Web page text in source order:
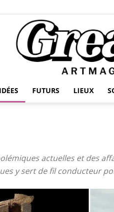
IDÉES FUTURS LIEUX
actuelles et des
y sert de fil conducteur